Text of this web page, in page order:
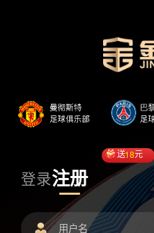
登录注册
送18元